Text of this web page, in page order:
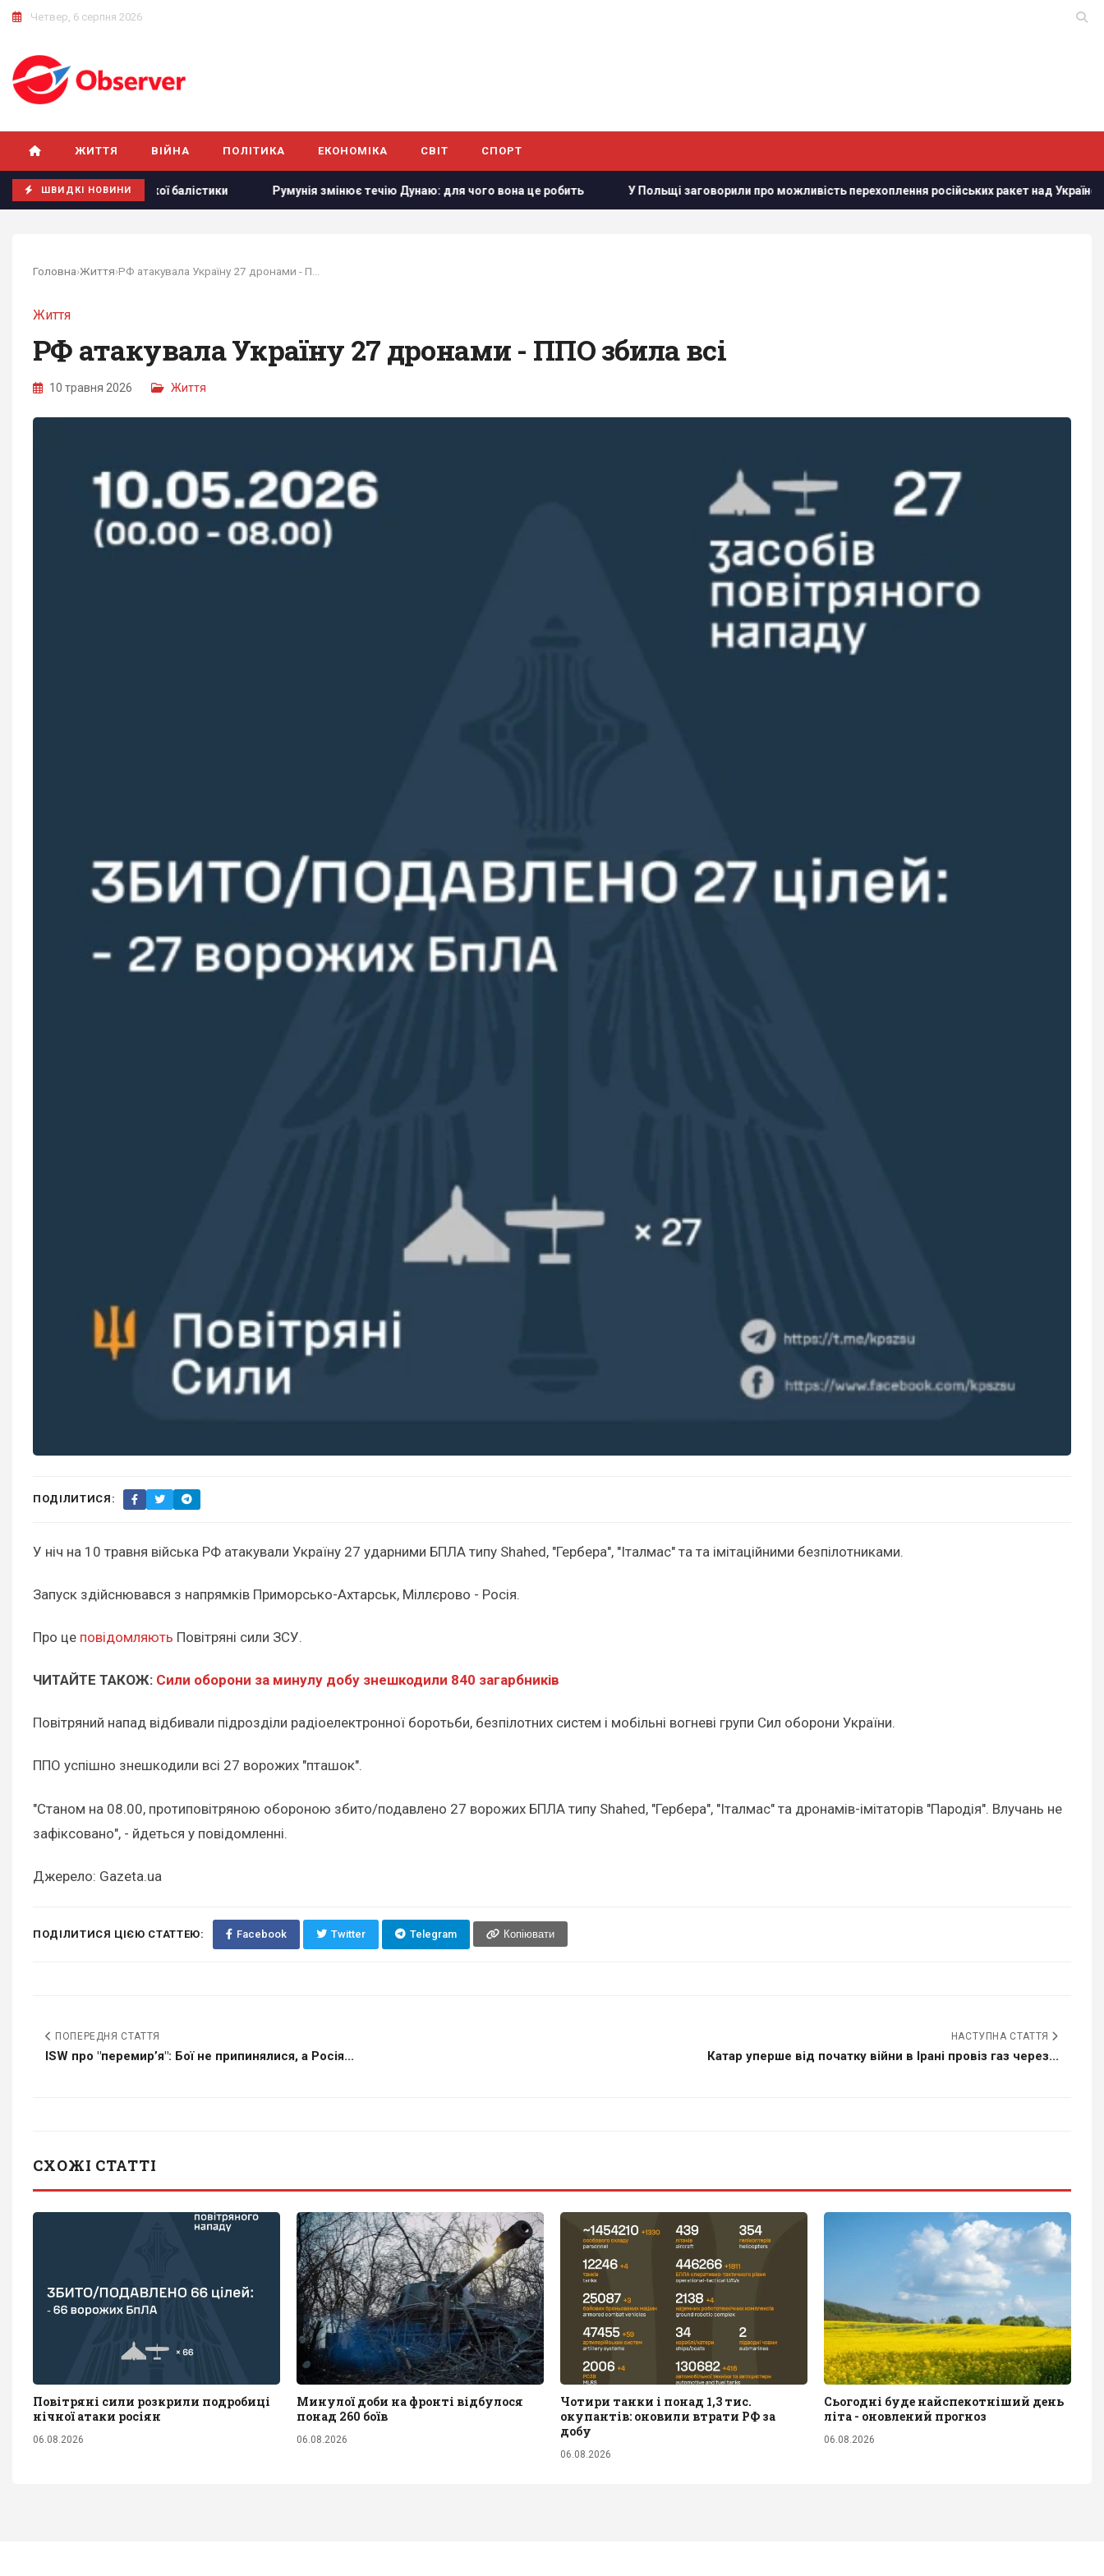
Четвер, 6 серпня 2026
ЖИТТЯ ВІЙНА ПОЛІТИКА ЕКОНОМІКА СВІТ СПОРТ
ШВИДКІ НОВИНИ
балістики Румунія змінює течію Дунаю: для чого вона це робить У Польщі заговорили про можливість перехоплення російських ракет над Україною, - PAP
Головна›Життя›
Життя
РФ атакувала Україну 27 дронами - ППО збила всі
10 травня 2026 Життя
ПОДІЛИТИСЯ:
У ніч на 10 травня війська РФ атакували Україну 27 ударними БПЛА типу Shahed, "Гербера", "Італмас" та та імітаційними безпілотниками.
Запуск здійснювався з напрямків Приморсько-Ахтарськ, Міллєрово - Росія.
Про це повідомляють Повітряні сили ЗСУ.
ЧИТАЙТЕ ТАКОЖ: Сили оборони за минулу добу знешкодили 840 загарбників
Повітряний напад відбивали підрозділи радіоелектронної боротьби, безпілотних систем і мобільні вогневі групи Сил оборони України.
ППО успішно знешкодили всі 27 ворожих "пташок".
"Станом на 08.00, протиповітряною обороною збито/подавлено 27 ворожих БПЛА типу Shahed, "Гербера", "Італмас" та дронамів-імітаторів "Пародія". Влучань не
зафіксовано", - йдеться у повідомленні.
Джерело: Gazeta.ua
ПОДІЛИТИСЯ ЦІЄЮ СТАТТЕЮ: Facebook Twitter Telegram Копіювати
ПОПЕРЕДНЯ СТАТТЯ
ISW про "перемирʼя": Бої не припинялися, а Росія...
НАСТУПНА СТАТТЯ
Катар уперше від початку війни в Ірані провіз газ через...
СХОЖІ СТАТТІ
Повітряні сили розкрили подробиці
нічної атаки росіян
06.08.2026
Минулої доби на фронті відбулося
понад 260 боїв
06.08.2026
Чотири танки і понад 1,3 тис.
окупантів: оновили втрати РФ за
добу
06.08.2026
Сьогодні буде найспекотніший день
літа - оновлений прогноз
06.08.2026